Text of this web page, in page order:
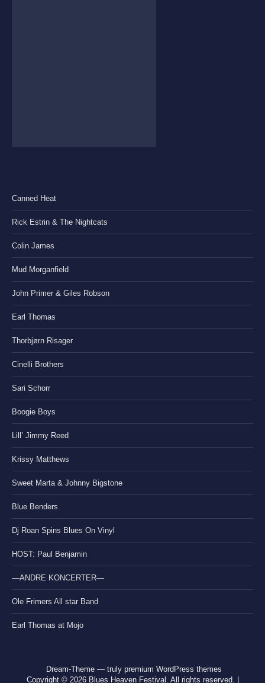
Canned Heat
Rick Estrin & The Nightcats
Colin James
Mud Morganfield
John Primer & Giles Robson
Earl Thomas
Thorbjørn Risager
Cinelli Brothers
Sari Schorr
Boogie Boys
Lill’ Jimmy Reed
Krissy Matthews
Sweet Marta & Johnny Bigstone
Blue Benders
Dj Roan Spins Blues On Vinyl
HOST: Paul Benjamin
—ANDRE KONCERTER—
Ole Frimers All star Band
Earl Thomas at Mojo
Dream-Theme — truly premium WordPress themes
Copyright © 2026 Blues Heaven Festival. All rights reserved. |